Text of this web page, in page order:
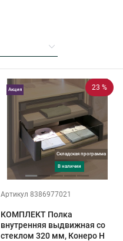
23 %
Складская программа
в наличии
Акция
Артикул 8386977021
КОМПЛЕКТ Полка
внутренняя выдвижная со
стеклом 320 мм, Конеро H